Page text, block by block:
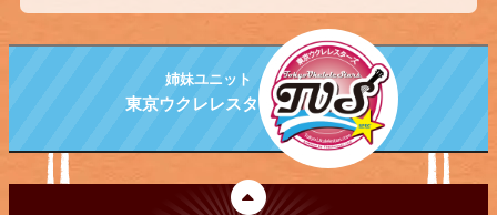
姉妹ユニット
東京ウクレレスターズ